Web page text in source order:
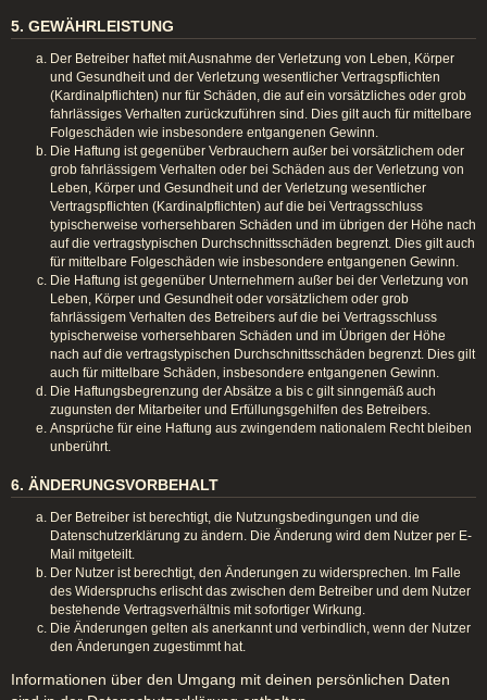
5. GEWÄHRLEISTUNG
Der Betreiber haftet mit Ausnahme der Verletzung von Leben, Körper
und Gesundheit und der Verletzung wesentlicher Vertragspflichten
(Kardinalpflichten) nur für Schäden, die auf ein vorsätzliches oder grob
fahrlässiges Verhalten zurückzuführen sind. Dies gilt auch für mittelbare
Folgeschäden wie insbesondere entgangenen Gewinn.
Die Haftung ist gegenüber Verbrauchern außer bei vorsätzlichem oder
grob fahrlässigem Verhalten oder bei Schäden aus der Verletzung von
Leben, Körper und Gesundheit und der Verletzung wesentlicher
Vertragspflichten (Kardinalpflichten) auf die bei Vertragsschluss
typischerweise vorhersehbaren Schäden und im übrigen der Höhe nach
auf die vertragstypischen Durchschnittsschäden begrenzt. Dies gilt auch
für mittelbare Folgeschäden wie insbesondere entgangenen Gewinn.
Die Haftung ist gegenüber Unternehmern außer bei der Verletzung von
Leben, Körper und Gesundheit oder vorsätzlichem oder grob
fahrlässigem Verhalten des Betreibers auf die bei Vertragsschluss
typischerweise vorhersehbaren Schäden und im Übrigen der Höhe
nach auf die vertragstypischen Durchschnittsschäden begrenzt. Dies gilt
auch für mittelbare Schäden, insbesondere entgangenen Gewinn.
Die Haftungsbegrenzung der Absätze a bis c gilt sinngemäß auch
zugunsten der Mitarbeiter und Erfüllungsgehilfen des Betreibers.
Ansprüche für eine Haftung aus zwingendem nationalem Recht bleiben
unberührt.
6. ÄNDERUNGSVORBEHALT
Der Betreiber ist berechtigt, die Nutzungsbedingungen und die
Datenschutzerklärung zu ändern. Die Änderung wird dem Nutzer per E-
Mail mitgeteilt.
Der Nutzer ist berechtigt, den Änderungen zu widersprechen. Im Falle
des Widerspruchs erlischt das zwischen dem Betreiber und dem Nutzer
bestehende Vertragsverhältnis mit sofortiger Wirkung.
Die Änderungen gelten als anerkannt und verbindlich, wenn der Nutzer
den Änderungen zugestimmt hat.
Informationen über den Umgang mit deinen persönlichen Daten